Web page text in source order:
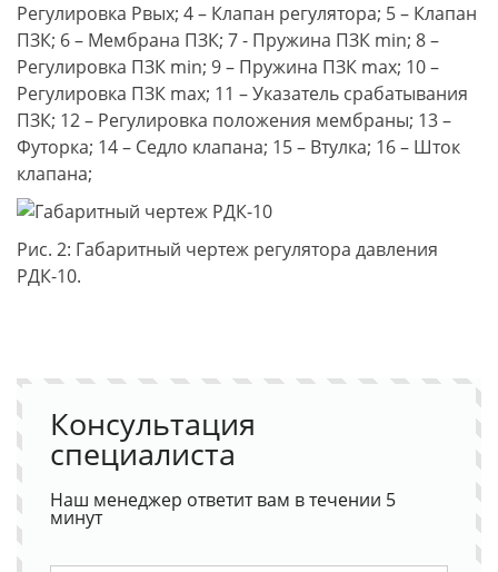
Регулировка Рвых; 4 – Клапан регулятора; 5 – Клапан
ПЗК; 6 – Мембрана ПЗК; 7 - Пружина ПЗК min; 8 –
Регулировка ПЗК min; 9 – Пружина ПЗК max; 10 –
Регулировка ПЗК max; 11 – Указатель срабатывания
ПЗК; 12 – Регулировка положения мембраны; 13 –
Футорка; 14 – Седло клапана; 15 – Втулка; 16 – Шток
клапана;
Рис. 2: Габаритный чертеж регулятора давления
РДК-10.
Консультация
специалиста
Наш менеджер ответит вам в течении 5
минут